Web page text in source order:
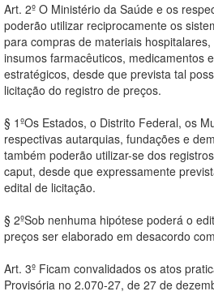
Art. 2º O Ministério da Saúde e os
poderão utilizar reciprocamente os
para compras de materiais
insumos farmacêuticos, medicamentos
estratégicos, desde que prevista tal
licitação do registro de preços.
§ 1ºOs Estados, o Distrito Federal, os
respectivas autarquias, fundações e
também poderão utilizar-se dos
caput, desde que expressamente
edital de licitação.
§ 2ºSob nenhuma hipótese poderá o
preços ser elaborado em desacordo
Art. 3º Ficam convalidados os atos
Provisória no 2.070-27, de 27 de